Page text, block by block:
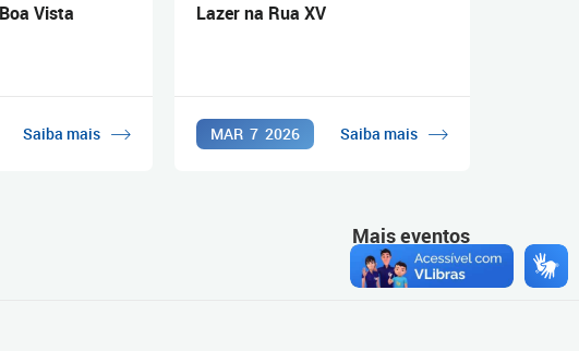
Vista
Saiba mais
Lazer na Rua XV
MAR 7 2026 Saiba mais
Mais eventos